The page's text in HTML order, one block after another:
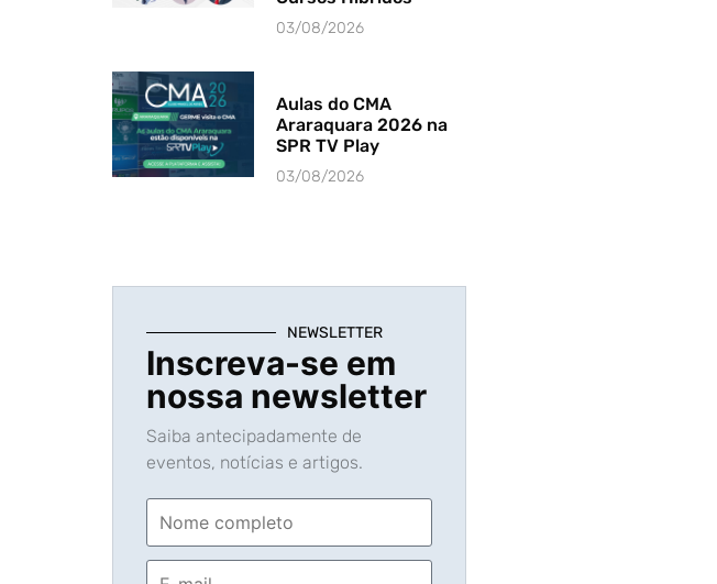
03/08/2026
Aulas do CMA
Araraquara 2026 na
SPR TV Play
03/08/2026
NEWSLETTER
Inscreva-se em
nossa newsletter
Saiba antecipadamente de
eventos, notícias e artigos.